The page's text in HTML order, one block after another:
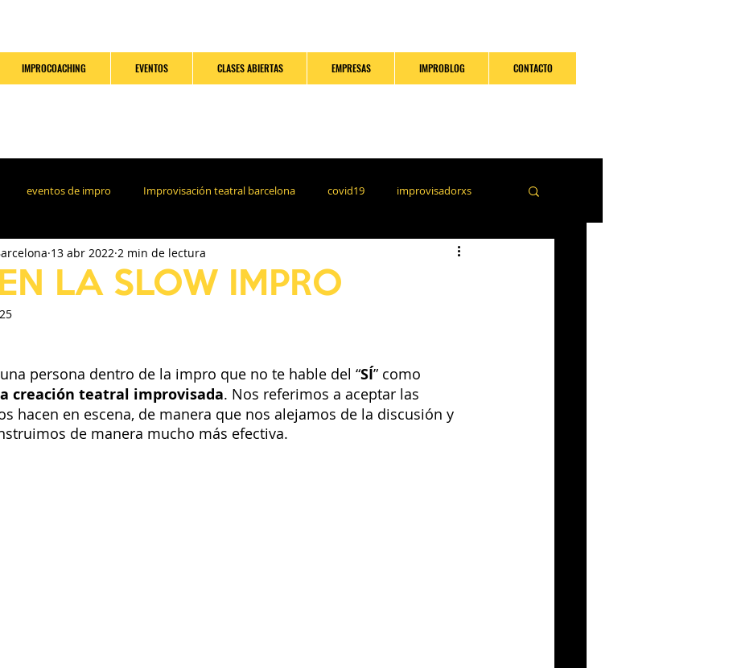
IMPROCOACHING EVENTOS CLASES ABIERTAS EMPRESAS IMPROBLOG CONTACTO
eventos de impro Improvisación teatral barcelona covid19 improvisadorxs
LA SLOW IMPRO
13 abr 2022 2 min de lectura
persona dentro de la impro que no te hable del “SÍ” como
creación teatral improvisada. Nos referimos a aceptar las
hacen en escena, de manera que nos alejamos de la discusión y
de manera mucho más efectiva.